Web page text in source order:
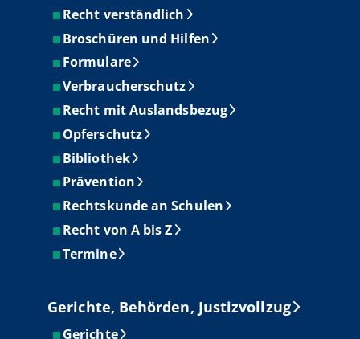
Recht verständlich
Broschüren und Hilfen
Formulare
Verbraucherschutz
Recht mit Auslandsbezug
Opferschutz
Bibliothek
Prävention
Rechtskunde an Schulen
Recht von A bis Z
Termine
Gerichte, Behörden, Justizvollzug
Gerichte